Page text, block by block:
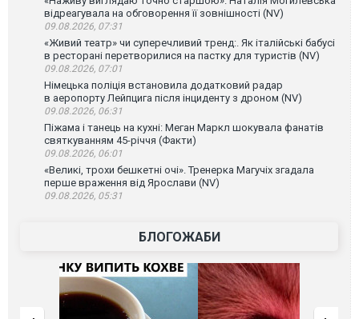
відреагувала на обговорення її зовнішності (NV)
09.08.2026, 07:31
«Живий театр» чи суперечливий тренд:. Як італійські бабусі
в ресторані перетворилися на пастку для туристів (NV)
09.08.2026, 07:01
Німецька поліція встановила додатковий радар
в аеропорту Лейпцига після інциденту з дроном (NV)
09.08.2026, 06:31
Піжама і танець на кухні: Меган Маркл шокувала фанатів
святкуванням 45-річчя (Факти)
09.08.2026, 06:01
«Великі, трохи бешкетні очі». Тренерка Магучіх згадала
перше враження від Ярослави (NV)
09.08.2026, 05:31
БЛОГОЖАБИ